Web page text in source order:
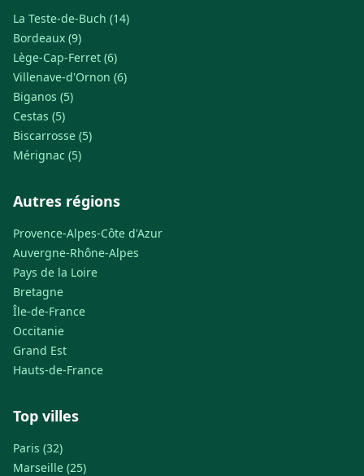
La Teste-de-Buch (14)
Bordeaux (9)
Lège-Cap-Ferret (6)
Villenave-d'Ornon (6)
Biganos (5)
Cestas (5)
Biscarrosse (5)
Mérignac (5)
Autres régions
Provence-Alpes-Côte d'Azur
Auvergne-Rhône-Alpes
Pays de la Loire
Bretagne
Île-de-France
Occitanie
Grand Est
Hauts-de-France
Top villes
Paris (32)
Marseille (25)